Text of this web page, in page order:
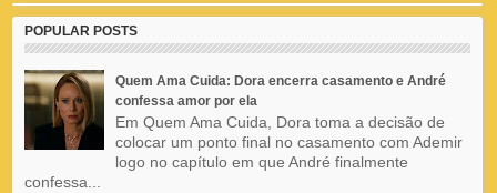
POPULAR POSTS
Quem Ama Cuida: Dora encerra casamento e André
confessa amor por ela
Em Quem Ama Cuida, Dora toma a decisão de
colocar um ponto final no casamento com Ademir
logo no capítulo em que André finalmente
confessa...